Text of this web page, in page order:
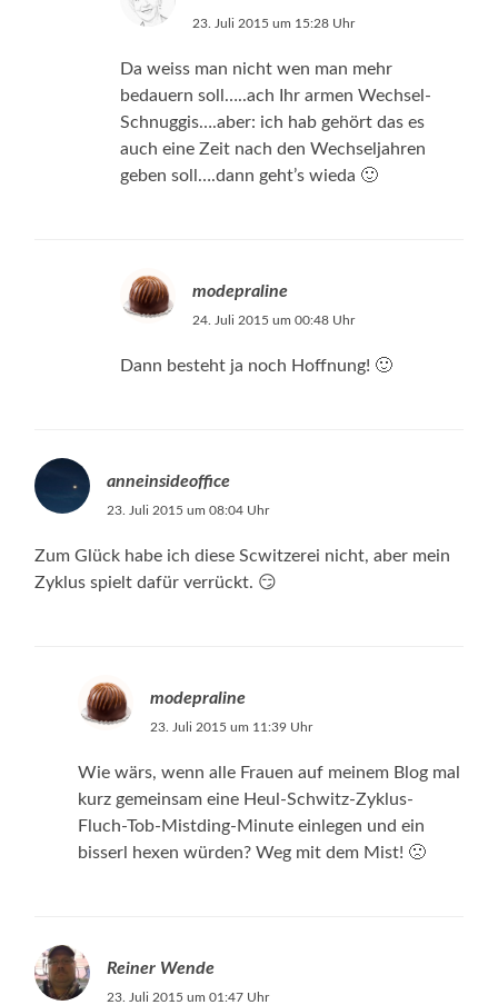
23. Juli 2015 um 15:28 Uhr
Da weiss man nicht wen man mehr
bedauern soll…..ach Ihr armen Wechsel-
Schnuggis….aber: ich hab gehört das es
auch eine Zeit nach den Wechseljahren
geben soll….dann geht’s wieda 🙂
modepraline
24. Juli 2015 um 00:48 Uhr
Dann besteht ja noch Hoffnung! 🙂
anneinsideoffice
23. Juli 2015 um 08:04 Uhr
Zum Glück habe ich diese Scwitzerei nicht, aber mein
Zyklus spielt dafür verrückt. 😏
modepraline
23. Juli 2015 um 11:39 Uhr
Wie wärs, wenn alle Frauen auf meinem Blog mal
kurz gemeinsam eine Heul-Schwitz-Zyklus-
Fluch-Tob-Mistding-Minute einlegen und ein
bisserl hexen würden? Weg mit dem Mist! 🙁
Reiner Wende
23. Juli 2015 um 01:47 Uhr